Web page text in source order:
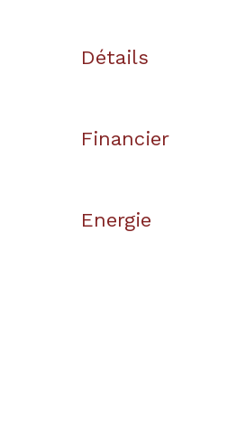
Détails
Financier
Energie